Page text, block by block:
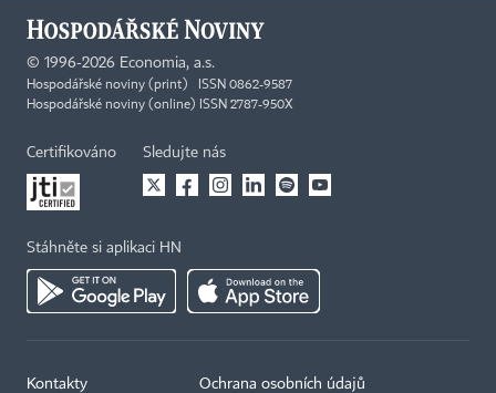
© 1996-2026 Economia, a.s.
Hospodářské noviny (print) ISSN 0862-9587
Hospodářské noviny (online) ISSN 2787-950X
Certifikováno Sledujte nás
Stáhněte si aplikaci HN
Kontakty Ochrana osobních údajů